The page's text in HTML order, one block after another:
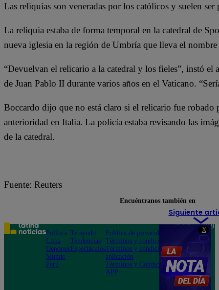
X
Las reliquias son veneradas por los católicos y suelen
La reliquia estaba de forma temporal en la catedral de
nueva iglesia en la región de Umbría que lleva el
“Devuelvan el relicario a la catedral y los fieles”, instó el
de Juan Pablo II durante varios años en el Vaticano.
Boccardo dijo que no está claro si el relicario fue robado
anterioridad en Italia. La policía estaba revisando las
de la catedral.
Fuente: Reuters
Siguiente
Encuéntranos también en
Política
Lima
Deportes
Mundo
Perú
Te ayudo
Tendencias
Espectáculos
Política de privacidad
Términos y condiciones
Términos y condiciones
aplicación
Términos y Condiciones
APP
Teléfono: 219
Av. San
Felipe 968
Jesús María